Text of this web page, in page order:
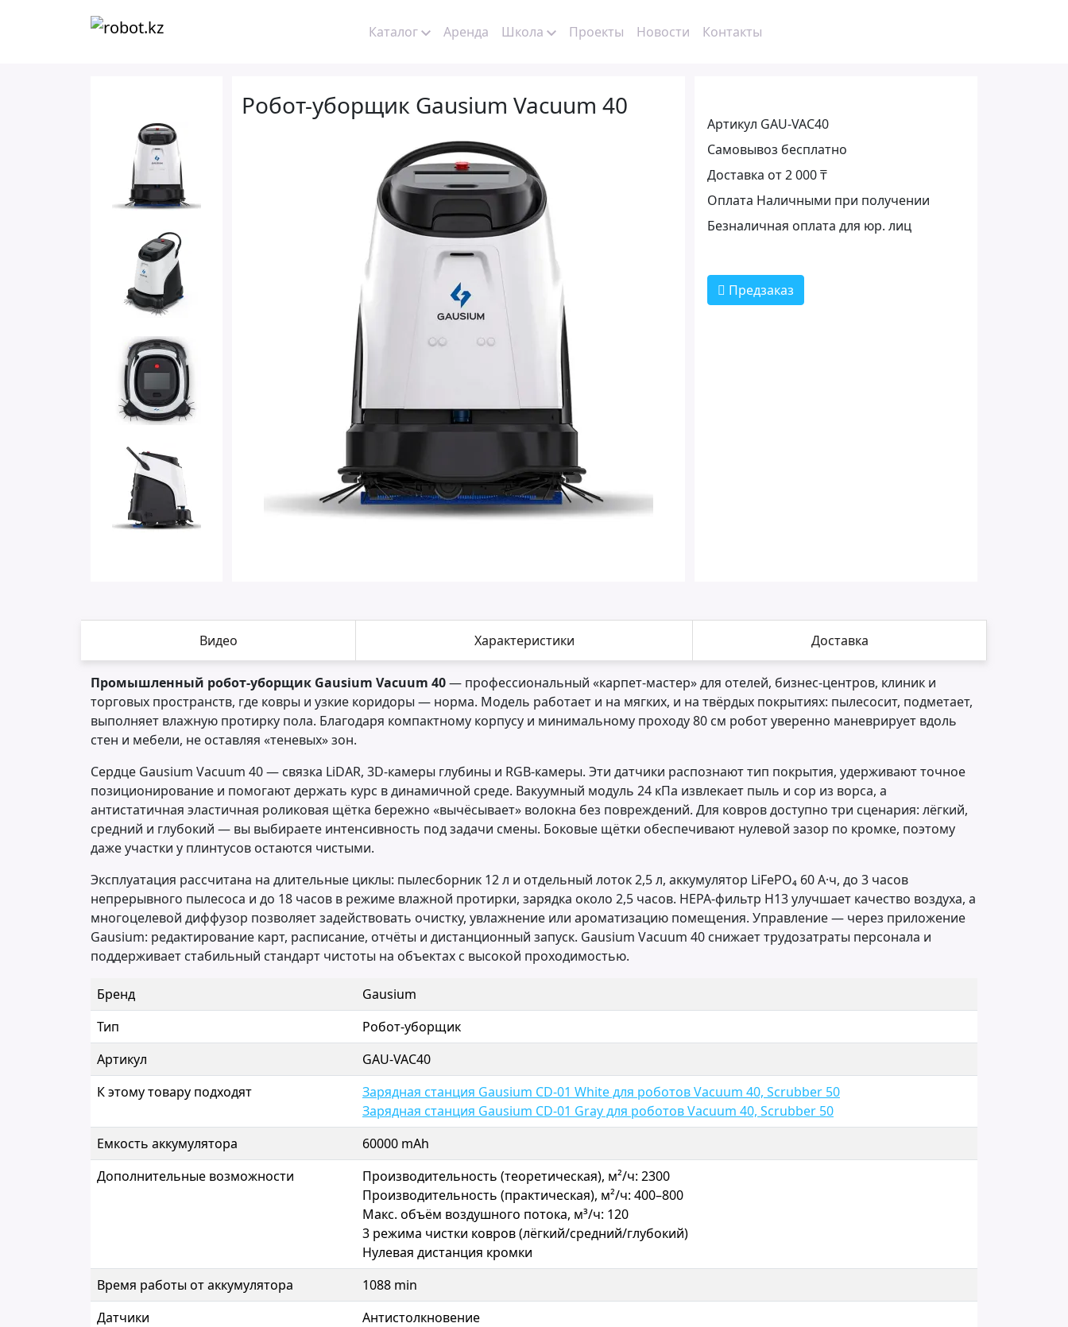
Каталог Аренда Школа Проекты Новости Контакты
Робот-уборщик Gausium Vacuum 40
Артикул GAU-VAC40
Самовывоз бесплатно
Доставка от 2 000 ₸
Оплата Наличными при получении
Безналичная оплата для юр. лиц
Предзаказ
Видео Характеристики Доставка
Промышленный робот-уборщик Gausium Vacuum 40— профессиональный «карпет-мастер» для отелей, бизнес-центров, клиник и
торговых пространств, где ковры и узкие коридоры — норма. Модель работает и на мягких, и на твёрдых покрытиях: пылесосит, подметает,
выполняет влажную протирку пола. Благодаря компактному корпусу и минимальному проходу 80 см робот уверенно маневрирует вдоль
стен и мебели, не оставляя «теневых» зон.
Сердце Gausium Vacuum 40 — связка LiDAR, 3D-камеры глубины и RGB-камеры. Эти датчики распознают тип покрытия, удерживают точное
позиционирование и помогают держать курс в динамичной среде. Вакуумный модуль 24 кПа извлекает пыль и сор из ворса, а
антистатичная эластичная роликовая щётка бережно «вычёсывает» волокна без повреждений. Для ковров доступно три сценария: лёгкий,
средний и глубокий — вы выбираете интенсивность под задачи смены. Боковые щётки обеспечивают нулевой зазор по кромке, поэтому
даже участки у плинтусов остаются чистыми.
Эксплуатация рассчитана на длительные циклы: пылесборник 12 л и отдельный лоток 2,5 л, аккумулятор LiFePO₄ 60 А·ч, до 3 часов
непрерывного пылесоса и до 18 часов в режиме влажной протирки, зарядка около 2,5 часов. HEPA-фильтр H13 улучшает качество воздуха, а
многоцелевой диффузор позволяет задействовать очистку, увлажнение или ароматизацию помещения. Управление — через приложение
Gausium: редактирование карт, расписание, отчёты и дистанционный запуск. Gausium Vacuum 40 снижает трудозатраты персонала и
поддерживает стабильный стандарт чистоты на объектах с высокой проходимостью.
Бренд
Gausium
Тип
Робот-уборщик
Артикул
GAU-VAC40
К этому товару подходят
Зарядная станция Gausium CD-01 White для роботов Vacuum 40, Scrubber 50
Зарядная станция Gausium CD-01 Gray для роботов Vacuum 40, Scrubber 50
Емкость аккумулятора
60000 mAh
Дополнительные возможности
Производительность (теоретическая), м²/ч: 2300
Производительность (практическая), м²/ч: 400–800
Макс. объём воздушного потока, м³/ч: 120
3 режима чистки ковров (лёгкий/средний/глубокий)
Нулевая дистанция кромки
Время работы от аккумулятора
1088 min
Датчики
Антистолкновение